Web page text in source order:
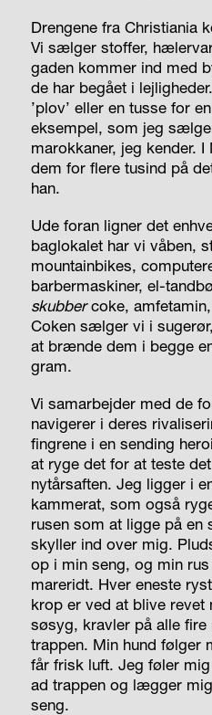
Drengene fra Christiania
Vi sælger stoffer,
gaden kommer ind med
de har begået i
’plov’ eller en tusse for
eksempel, som jeg
marokkaner, jeg kender.
dem for flere tusind på
han.
Ude foran ligner det
baglokalet har vi våben,
mountainbikes,
barbermaskiner, el-
skubbercoke,
Coken sælger vi i
at brænde dem i begge
gram.
Vi samarbejder med de
navigerer i deres
fingrene i en sending
at ryge det for at teste
nytårsaften. Jeg ligger i
kammerat, som også
rusen som at ligge på en
skyller ind over mig.
op i min seng, og min
mareridt. Hver eneste
krop er ved at blive revet
søsyg, kravler på alle fire
trappen. Min hund følger
får frisk luft. Jeg føler
ad trappen og lægger
seng.